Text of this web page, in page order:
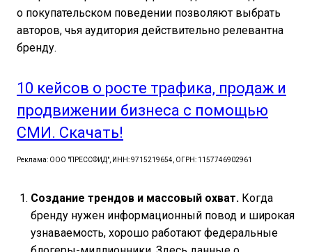
о покупательском поведении позволяют выбрать
авторов, чья аудитория действительно релевантна
бренду.
10 кейсов о росте трафика, продаж и
продвижении бизнеса с помощью
СМИ. Скачать!
Реклама: ООО "ПРЕССФИД", ИНН: 9715219654, ОГРН: 1157746902961
Создание трендов и массовый охват. Когда
бренду нужен информационный повод и широкая
узнаваемость, хорошо работают федеральные